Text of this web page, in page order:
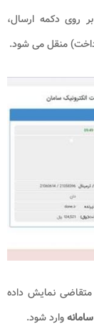
روی دکمه ارسال،
منقل می شود.
متقاضی نمایش داده
سامانهوارد شود.